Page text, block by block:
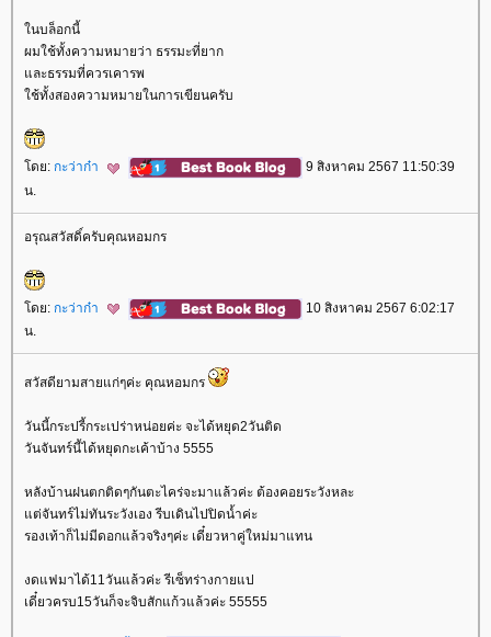
นบล็อกนี้
ผมใช้ทั้งความหมายว่า ธรรมะที่ยาก
ละธรรมที่ควรเคารพ
ช้ทั้งสองความหมายในการเขียนครับ
ดย: กะว่าก๋า
9 สิงหาคม 2567 11:50:39
น.
อรุณสวัสดิ์ครับคุณหอมกร
ดย: กะว่าก๋า
10 สิงหาคม 2567 6:02:17
น.
สวัสดียามสายแก่ๆค่ะ คุณหอมกร
วันนี้กระปรี้กระเปร่าหน่อยค่ะ จะได้หยุด2วันติด
วันจันทร์นี้ได้หยุดกะเค้าบ้าง 5555
หลังบ้านฝนตกติดๆกันตะไคร่จะมาแล้วค่ะ ต้องคอยระวังหละ
ต่จันทร์ไม่ทันระวังเอง รีบเดินไปปิดน้ำค่ะ
รองเท้าก็ไม่มีดอกแล้วจริงๆค่ะ เดี๋ยวหาคู่ใหม่มาแทน
งดแฟมาได้11วันแล้วค่ะ รีเซ็ทร่างกายแป
เดี๋ยวครบ15วันก็จะจิบสักแก้วแล้วค่ะ 55555